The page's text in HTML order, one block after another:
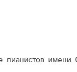
пианистов имени